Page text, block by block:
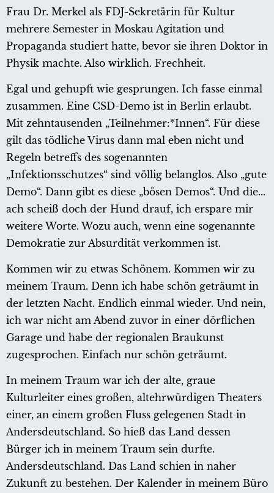
Frau Dr. Merkel als FDJ-Sekretärin für Kultur
mehrere Semester in Moskau Agitation und
Propaganda studiert hatte, bevor sie ihren Doktor in
Physik machte. Also wirklich. Frechheit.
Egal und gehupft wie gesprungen. Ich fasse einmal
zusammen. Eine CSD-Demo ist in Berlin erlaubt.
Mit zehntausenden „Teilnehmer:*Innen“. Für diese
gilt das tödliche Virus dann mal eben nicht und
Regeln betreffs des sogenannten
„Infektionsschutzes“ sind völlig belanglos. Also „gute
Demo“. Dann gibt es diese „bösen Demos“. Und die...
ach scheiß doch der Hund drauf, ich erspare mir
weitere Worte. Wozu auch, wenn eine sogenannte
Demokratie zur Absurdität verkommen ist.
Kommen wir zu etwas Schönem. Kommen wir zu
meinem Traum. Denn ich habe schön geträumt in
der letzten Nacht. Endlich einmal wieder. Und nein,
ich war nicht am Abend zuvor in einer dörflichen
Garage und habe der regionalen Braukunst
zugesprochen. Einfach nur schön geträumt.
In meinem Traum war ich der alte, graue
Kulturleiter eines großen, altehrwürdigen Theaters
einer, an einem großen Fluss gelegenen Stadt in
Andersdeutschland. So hieß das Land dessen
Bürger ich in meinem Traum sein durfte.
Andersdeutschland. Das Land schien in naher
Zukunft zu bestehen. Der Kalender in meinem Büro